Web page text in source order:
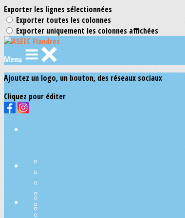
Exporter les lignes sélectionnées
Exporter toutes les colonnes
Exporter uniquement les colonnes affichées
Menu
Ajoutez un logo, un bouton, des réseaux sociaux
Cliquez pour éditer